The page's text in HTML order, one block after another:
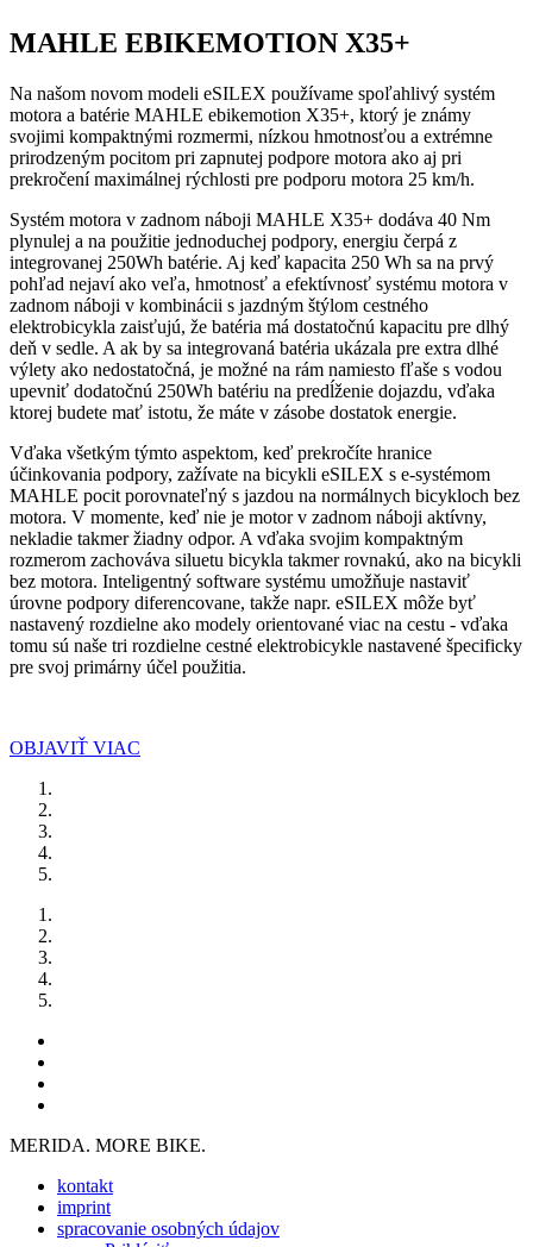
MAHLE EBIKEMOTION X35+
Na našom novom modeli eSILEX používame spoľahlivý systém
motora a batérie MAHLE ebikemotion X35+, ktorý je známy
svojimi kompaktnými rozmermi, nízkou hmotnosťou a extrémne
prirodzeným pocitom pri zapnutej podpore motora ako aj pri
prekročení maximálnej rýchlosti pre podporu motora 25 km/h.
Systém motora v zadnom náboji MAHLE X35+ dodáva 40 Nm
plynulej a na použitie jednoduchej podpory, energiu čerpá z
integrovanej 250Wh batérie. Aj keď kapacita 250 Wh sa na prvý
pohľad nejaví ako veľa, hmotnosť a efektívnosť systému motora v
zadnom náboji v kombinácii s jazdným štýlom cestného
elektrobicykla zaisťujú, že batéria má dostatočnú kapacitu pre dlhý
deň v sedle. A ak by sa integrovaná batéria ukázala pre extra dlhé
výlety ako nedostatočná, je možné na rám namiesto fľaše s vodou
upevniť dodatočnú 250Wh batériu na predĺženie dojazdu, vďaka
ktorej budete mať istotu, že máte v zásobe dostatok energie.
Vďaka všetkým týmto aspektom, keď prekročíte hranice
účinkovania podpory, zažívate na bicykli eSILEX s e-systémom
MAHLE pocit porovnateľný s jazdou na normálnych bicykloch bez
motora. V momente, keď nie je motor v zadnom náboji aktívny,
nekladie takmer žiadny odpor. A vďaka svojim kompaktným
rozmerom zachováva siluetu bicykla takmer rovnakú, ako na bicykli
bez motora. Inteligentný software systému umožňuje nastaviť
úrovne podpory diferencovane, takže napr. eSILEX môže byť
nastavený rozdielne ako modely orientované viac na cestu - vďaka
tomu sú naše tri rozdielne cestné elektrobicykle nastavené špecificky
pre svoj primárny účel použitia.
OBJAVIŤ VIAC
MERIDA. MORE BIKE.
kontakt
imprint
spracovanie osobných údajov